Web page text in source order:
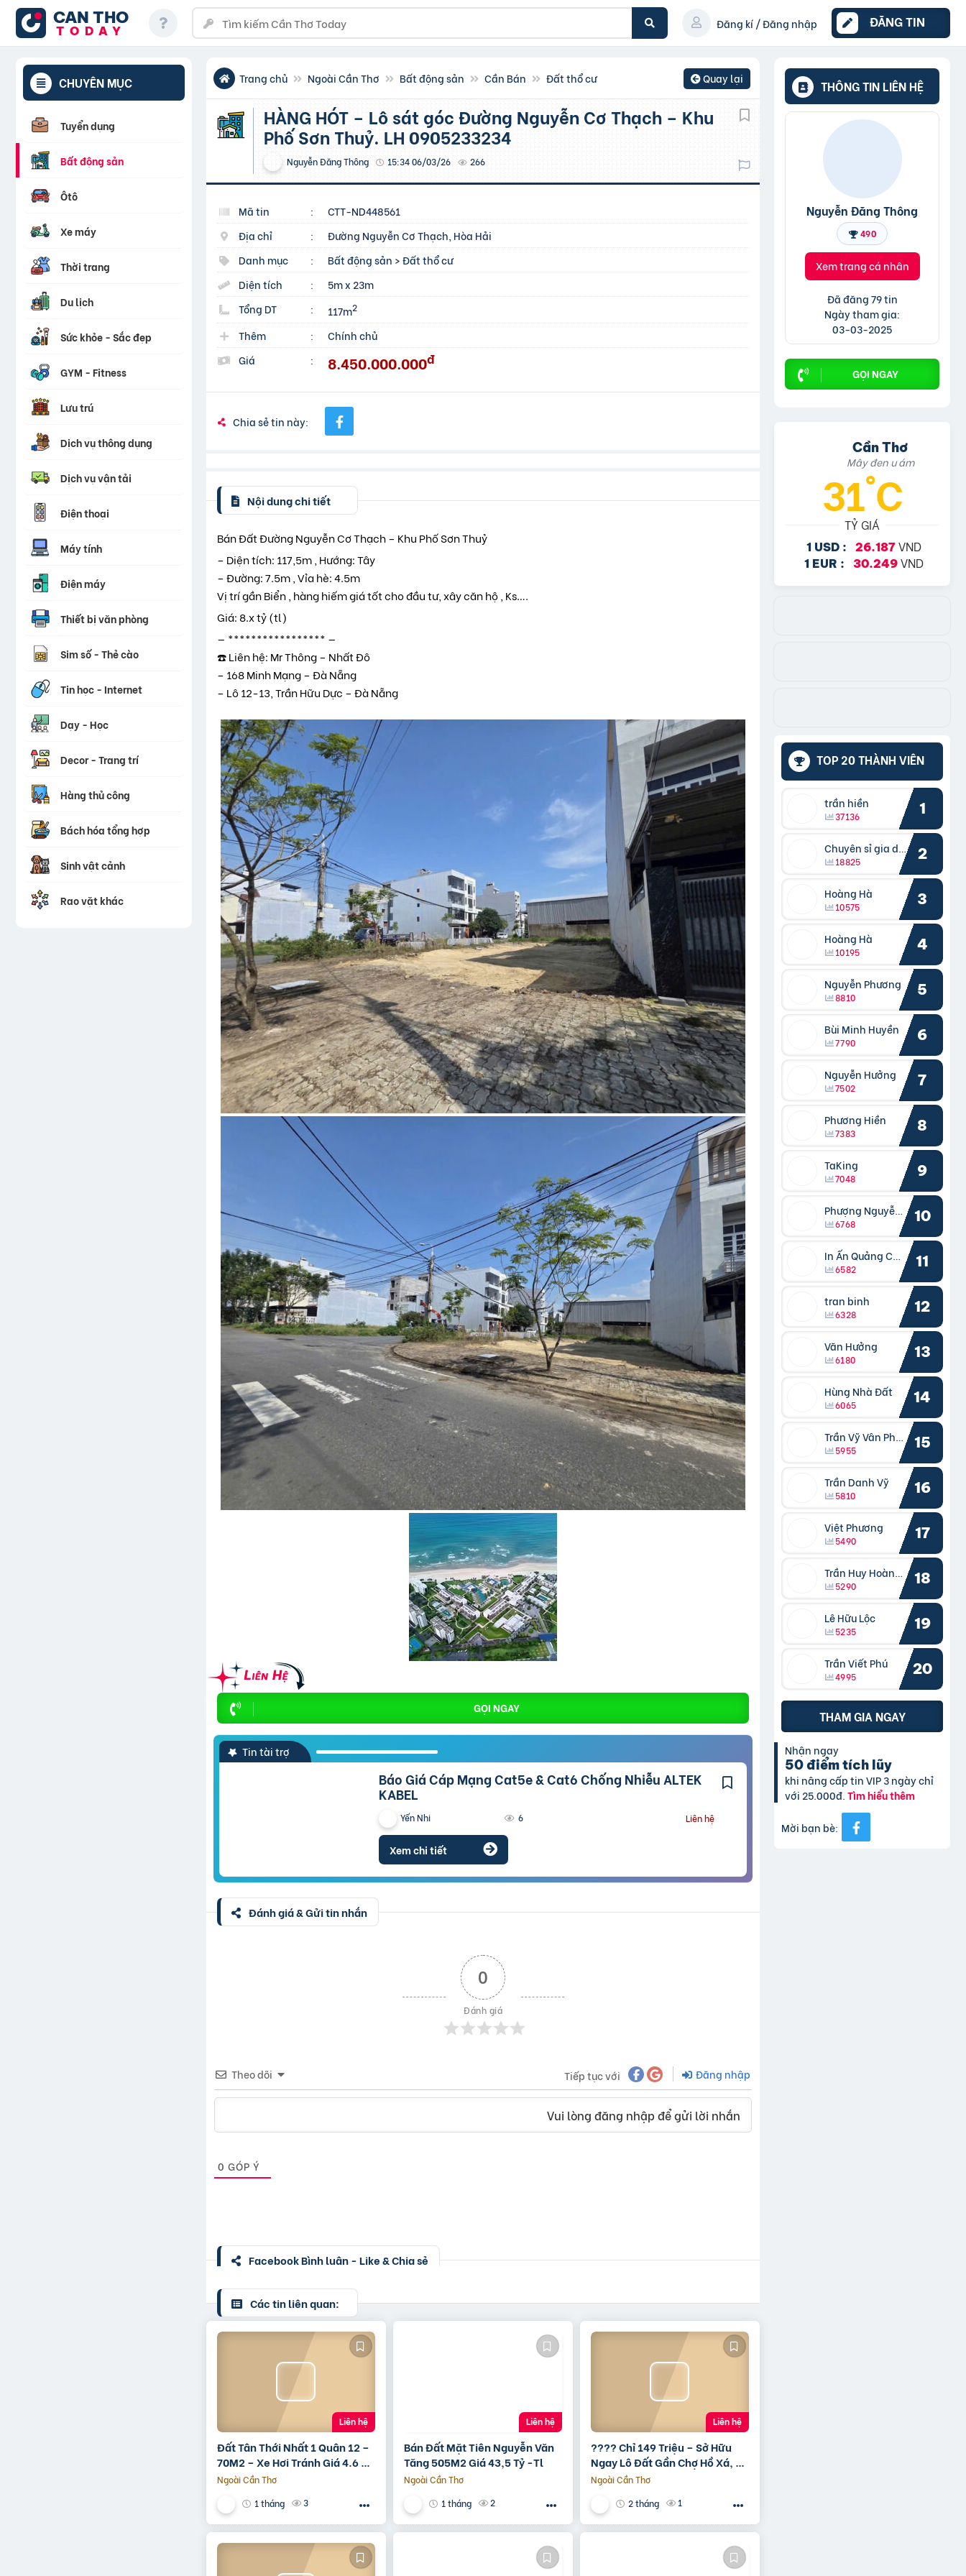
CAN THO
TODAY
Đăng kí / Đăng nhập ĐĂNG TIN
CHUYÊN MỤC
Tuyển dụng
Bất động sản
Ôtô
Xe máy
Thời trang
Du lịch
Sức khỏe - Sắc đẹp
GYM - Fitness
Lưu trú
Dịch vụ thông dụng
Dịch vụ vận tải
Điện thoại
Máy tính
Điện máy
Thiết bị văn phòng
Sim số - Thẻ cào
Tin học - Internet
Dạy - Học
Decor - Trang trí
Hàng thủ công
Bách hóa tổng hợp
Sinh vật cảnh
Rao vặt khác
Trang chủ Ngoài Cần Thơ Bất động sản Cần Bán Đất thổ cư Quay lại
HÀNG HÓT – Lô sát góc Đường Nguyễn Cơ Thạch – Khu
Phố Sơn Thuỷ. LH 0905233234
Nguyễn Đăng Thông 15:34 06/03/26 266
Mã tin :
CTT-ND448561
Địa chỉ
:
Đường Nguyễn Cơ Thạch, Hòa Hải
Danh mục
: Bất động sản >Đất thổ cư
Diện tích
:
5m x 23m
Tổng DT
: 117m2
Thêm :
Chính chủ
Giá
: 8.450.000.000đ
Chia sẻ tin này:
Nội dung chi tiết
Bán Đất Đường Nguyễn Cơ Thạch – Khu Phố Sơn Thuỷ
– Diện tích: 117,5m , Hướng: Tây
– Đường: 7.5m , Vỉa hè: 4.5m
Vị trí gần Biển , hàng hiếm giá tốt cho đầu tư, xây căn hộ , Ks….
Giá: 8.x tỷ (tl)
— ***************** —
☎️ Liên hệ: Mr Thông – Nhất Đô
– 168 Minh Mạng – Đà Nẵng
– Lô 12-13, Trần Hữu Dực – Đà Nẵng
GỌI NGAY
Tin tài trợ
Báo Giá Cáp Mạng Cat5e & Cat6 Chống Nhiễu ALTEK
KABEL
Yến Nhi 6 Liên hệ
Xem chi tiết
Đánh giá & Gửi tin nhắn
0
Đánh giá
Theo dõi Tiếp tục với Đăng nhập
Vui lòng đăng nhập để gửi lời nhắn
0 GÓP Ý
Facebook Bình luận - Like & Chia sẻ
Các tin liên quan:
Đất Tân Thới Nhất 1 Quân 12 –
70M2 – Xe Hơi Tránh Giá 4.6 Tỷ
– Shr
Ngoài Cần Thơ
1 tháng
3
Liên hệ
Bán Đất Mặt Tiên Nguyễn Văn
Tăng 505M2 Giá 43,5 Tỷ -Tl
Ngoài Cần Thơ
1 tháng
2
Liên hệ
???? Chỉ 149 Triệu – Sở Hữu
Ngay Lô Đất Gần Chợ Hồ Xá, Cơ
Hội Đầu Tư Giá Rẻ Hiếm Có!
Ngoài Cần Thơ
2 tháng
1
Liên hệ
THÔNG TIN LIÊN HỆ
Nguyễn Đăng Thông
490
Xem trang cá nhân
Đã đăng 79 tin
Ngày tham gia:
03-03-2025
GỌI NGAY
Cần Thơ
Mây đen u ám
31°C
TỶ GIÁ
1 USD : 26.187VND
1 EUR : 30.249VND
TOP 20 THÀNH VIÊN
trần hiền
37136 1
Chuyên sỉ gia dụng
18825 2
Hoàng Hà
10575 3
Hoàng Hà
10195 4
Nguyễn Phương
8810 5
Bùi Minh Huyền
7790 6
Nguyễn Hưởng
7502 7
Phương Hiền
7383 8
TaKing
7048 9
Phượng Nguyễn Phượng
6768 10
In Ấn Quảng Cáo Cần Thơ
6582 11
tran binh
6328 12
Văn Hưởng
6180 13
Hùng Nhà Đất
6065 14
Trần Vỹ Vân Phong
5955 15
Trần Danh Vỹ
5810 16
Việt Phương
5490 17
Trần Huy Hoàng Bắc
5290 18
Lê Hữu Lộc
5235 19
Trần Viết Phú
4995 20
THAM GIA NGAY
Nhận ngay
50 điểm tích lũy
khi nâng cấp tin VIP 3 ngày chỉ
với 25.000đ.Tìm hiểu thêm
Mời bạn bè: